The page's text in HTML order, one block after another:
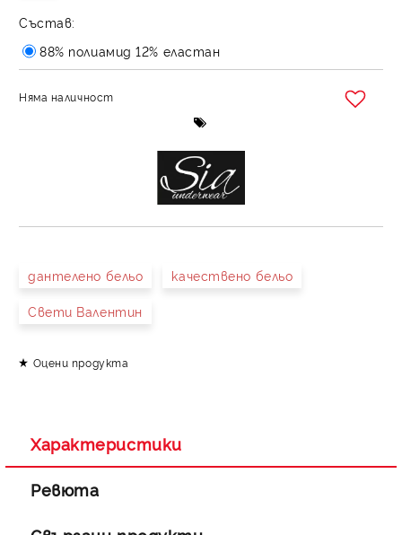
Състав:
88% полиамид 12% еластан
Няма наличност
дантелено бельо качествено бельо
Свети Валентин
Оцени продукта
Характеристики
Ревюта